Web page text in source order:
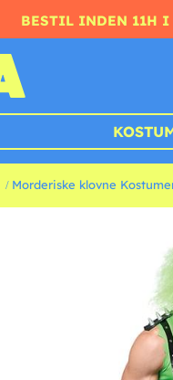
BESTIL INDEN 11H I
Morderiske klovne